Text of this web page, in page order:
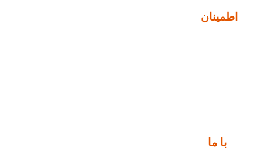
اطمینان
با ما